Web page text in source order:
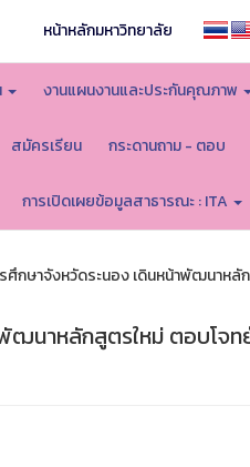
หน้าหลักมหาวิทยาลัย
งานแผนงานและประกันคุณภาพ
สมัครเรียน กระดานถาม - ตอบ
การเปิดเผยข้อมูลสาธารณะ : ITA
ศึกษาจังหวัดระนอง เดินหน้าพัฒนาห
นาหลักสูตรใหม่ ตอบโจท